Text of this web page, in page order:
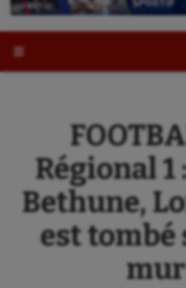
Régional 1
Bethune,
est tombé
mur